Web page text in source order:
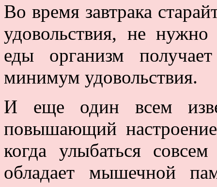
Во время завтрака
удовольствия, не
еды организм
минимум удовольствия.
И еще один всем
повышающий
когда улыбаться
обладает мышечной